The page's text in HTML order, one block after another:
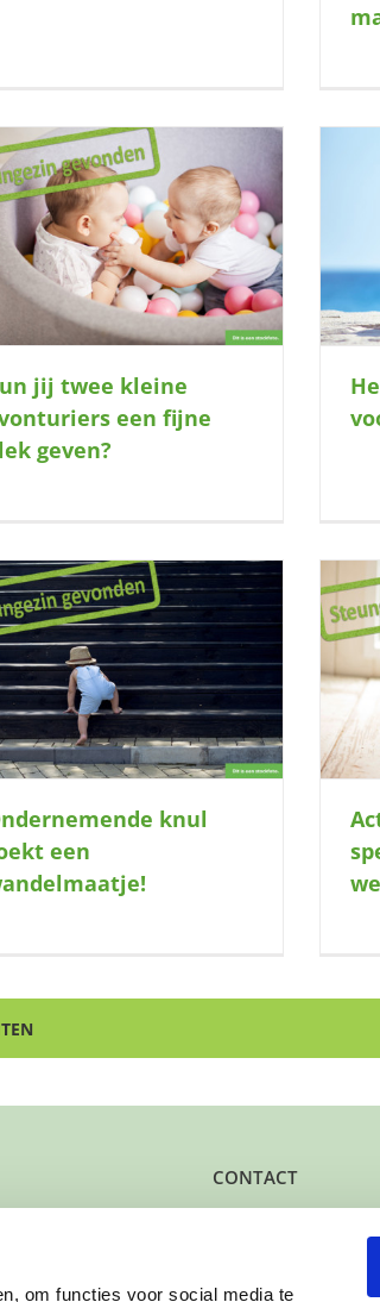
om functies voor social media te
jij twee kleine
een fijne
geven?
Heb jij lekker de ruimte voor mij?
knul
een
Actieve knul zoekt een speelmaat in
het weekend
CONTACT
Het kantoor- en